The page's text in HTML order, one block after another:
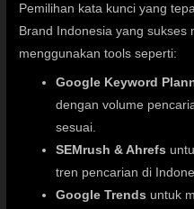
Pemilihan kata kunci yang
Brand Indonesia yang sukses
menggunakan tools seperti:
Google Keyword
dengan volume
sesuai.
SEMrush & Ahrefs
tren pencarian di
Google Trends untuk